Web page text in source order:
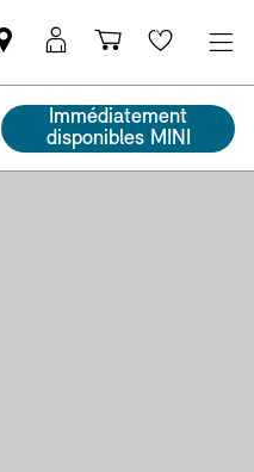
Trouver
un
partenaire
MINI
MyMini
login
PanierWishlist
Immédiatement
disponibles MINI